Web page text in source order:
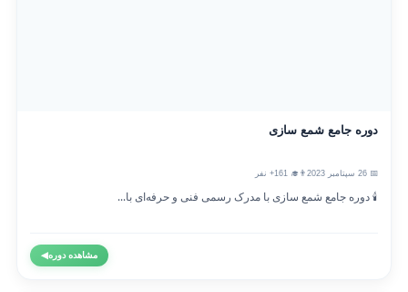
دوره جامع شمع سازی
👨‍🎓 161+ نفر
🕯️ دوره جامع شمع سازی با مدرک رسمی فنی و حرفه‌ای با...
مشاهده دوره◀